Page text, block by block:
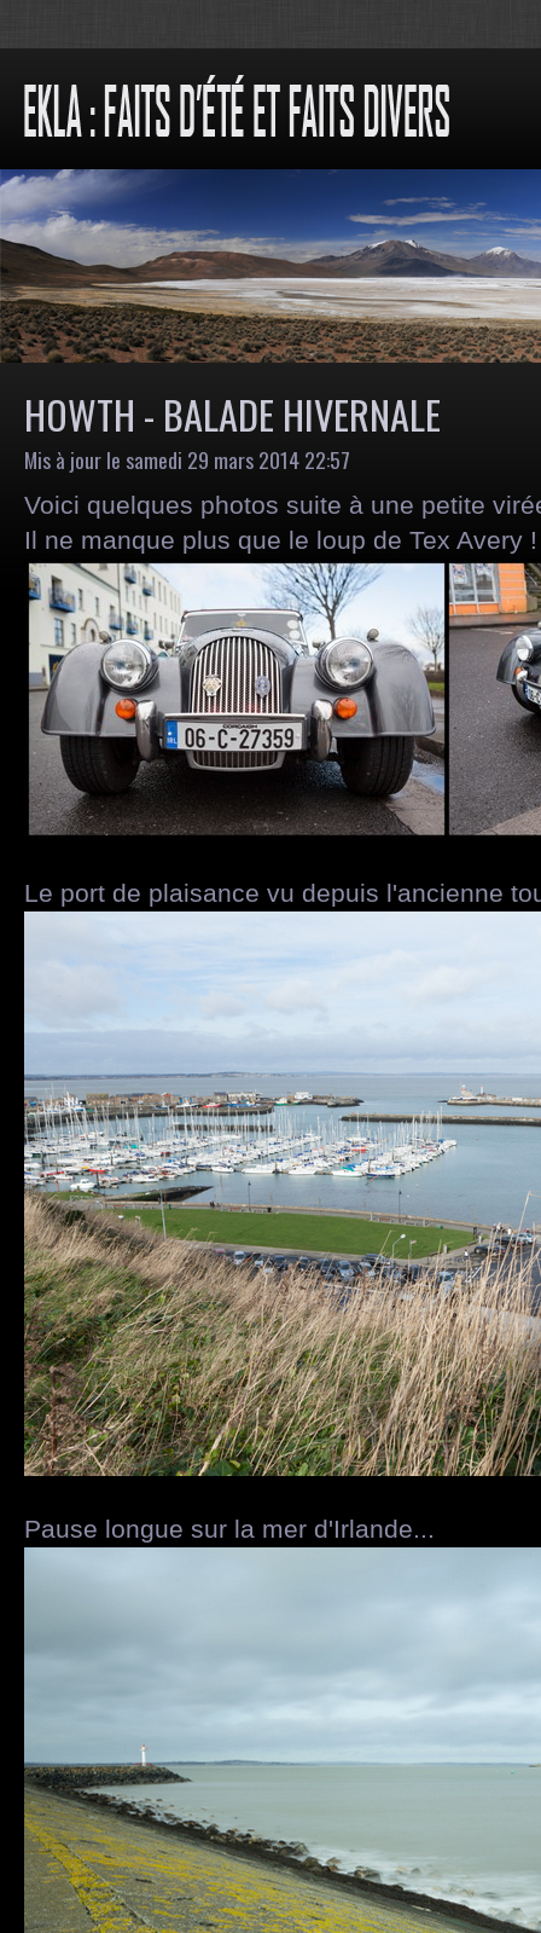
HOWTH - BALADE HIVERNALE
Mis à jour le samedi 29 mars 2014 22:57
Voici quelques photos suite à une petite
Il ne manque plus que le loup de Tex Avery !
Le port de plaisance vu depuis l'ancienne
Pause longue sur la mer d'Irlande...